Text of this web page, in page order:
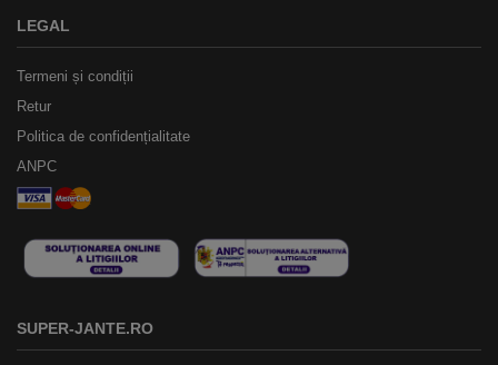
LEGAL
Termeni și condiții
Retur
Politica de confidențialitate
ANPC
SUPER-JANTE.RO